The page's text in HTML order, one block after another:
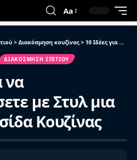
Aa
> Διακόσμηση κουζίνας> 10 Ιδέες για να Διαμορφώσετε με Στυλ μια Μακριά Νησίδα Κουζίνας
ΔΙΑΚΌΣΜΗΣΗ ΣΠΙΤΙΟΎ
να
με Στυλ μια
Κουζίνας